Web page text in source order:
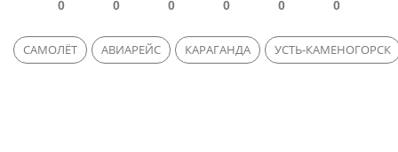
0 0 0 0 0 0
САМОЛЁТ АВИАРЕЙС КАРАГАНДА УСТЬ-КАМЕНОГОРСК